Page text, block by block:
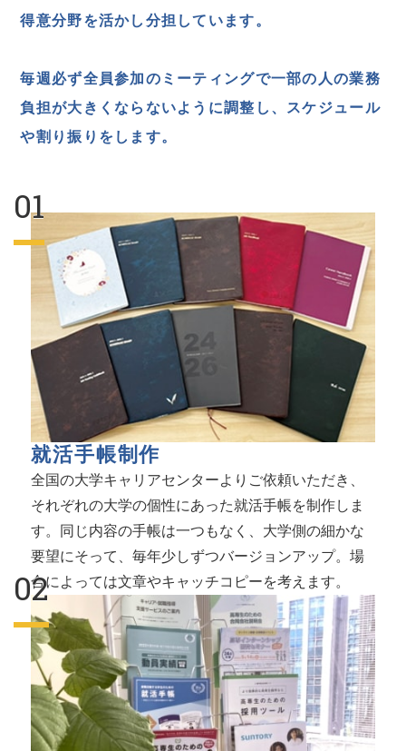
得意分野を活かし分担しています。
毎週必ず全員参加のミーティングで一部の人の業務
負担が大きくならないように調整し、スケジュール
や割り振りをします。
就活手帳制作
全国の大学キャリアセンターよりご依頼いただき、
それぞれの大学の個性にあった就活手帳を制作しま
す。同じ内容の手帳は一つもなく、大学側の細かな
要望にそって、毎年少しずつバージョンアップ。場
合によっては文章やキャッチコピーを考えます。